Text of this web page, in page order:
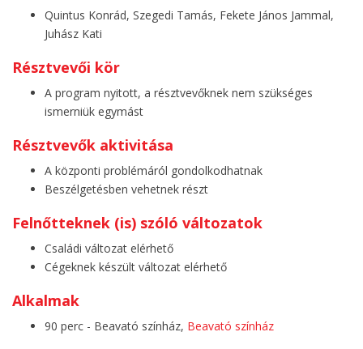
Quintus Konrád, Szegedi Tamás, Fekete János Jammal,
Juhász Kati
Résztvevői kör
A program nyitott, a résztvevőknek nem szükséges
ismerniük egymást
Résztvevők aktivitása
A központi problémáról gondolkodhatnak
Beszélgetésben vehetnek részt
Felnőtteknek (is) szóló változatok
Családi változat elérhető
Cégeknek készült változat elérhető
Alkalmak
90 perc - Beavató színház, Beavató színház